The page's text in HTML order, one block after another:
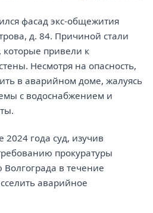
фасад экс-общежития
д. 84. Причиной стали
привели к
Несмотря на опасность,
в аварийном доме, жалуясь
с водоснабжением и
года суд, изучив
прокуратуры
в течение
аварийное